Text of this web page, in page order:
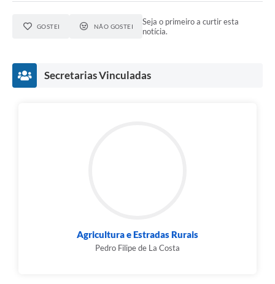
GOSTEI NÃO GOSTEI
Seja o primeiro a curtir esta
notícia.
Secretarias Vinculadas
Agricultura e Estradas Rurais
Pedro Filipe de La Costa